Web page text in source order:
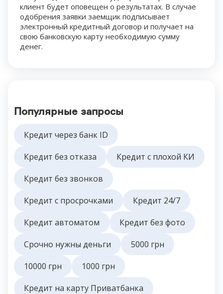
клиент будет оповещен о результатах. В случае
одобрения заявки заемщик подписывает
электронный кредитный договор и получает на
свою банковскую карту необходимую сумму
денег.
Популярные запросы
Кредит через банк ID
Кредит без отказа
Кредит с плохой КИ
Кредит без звонков
Кредит с просрочками
Кредит 24/7
Кредит автоматом
Кредит без фото
Срочно нужны деньги
5000 грн
10000 грн
1000 грн
Кредит на карту Приватбанка